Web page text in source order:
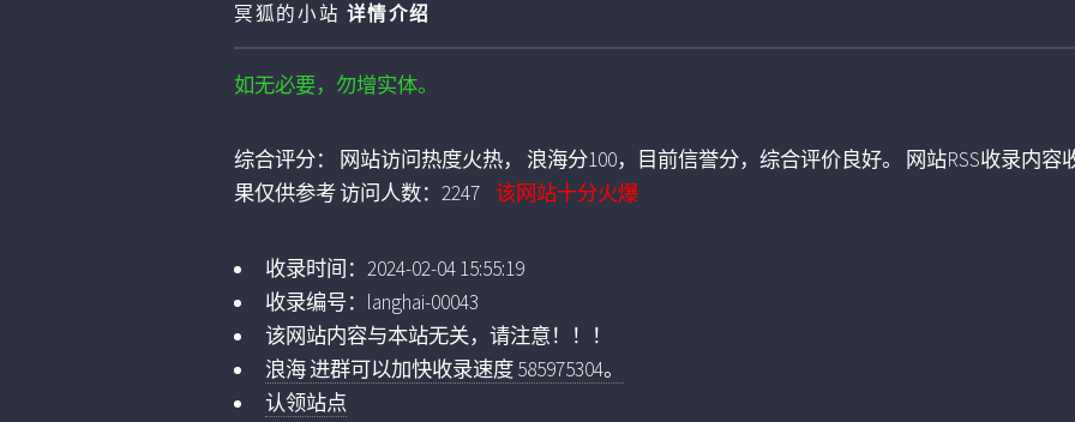
冥狐的小站 详情介绍
如无必要，勿增实体。
综合评分：
网站访问热度火热， 浪海分100，目前信誉分，综合评价良好。 网站RSS收录内容
果仅供参考访问人数：2247 该网站十分火爆
收录时间：2024-02-04 15:55:19
收录编号： langhai-00043
该网站内容与本站无关，请注意！！！
浪海 进群可以加快收录速度 585975304。
认领站点